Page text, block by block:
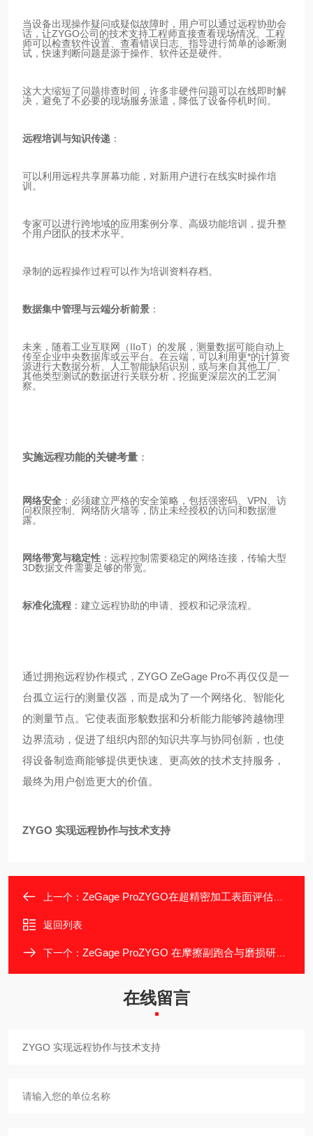
当设备出现操作疑问或疑似故障时，用户可以通过远程协助会
话，让ZYGO公司的技术支持工程师直接查看现场情况。工程
师可以检查软件设置、查看错误日志、指导进行简单的诊断测
试，快速判断问题是源于操作、软件还是硬件。
这大大缩短了问题排查时间，许多非硬件问题可以在线即时解
决，避免了不必要的现场服务派遣，降低了设备停机时间。
远程培训与知识传递 ：
可以利用远程共享屏幕功能，对新用户进行在线实时操作培
训。
专家可以进行跨地域的应用案例分享、高级功能培训，提升整
个用户团队的技术水平。
录制的远程操作过程可以作为培训资料存档。
数据集中管理与云端分析前景 ：
未来，随着工业互联网（IIoT）的发展，测量数据可能自动上
传至企业中央数据库或云平台。在云端，可以利用更*的计算资
源进行大数据分析、人工智能缺陷识别，或与来自其他工厂、
其他类型测试的数据进行关联分析，挖掘更深层次的工艺洞
察。
实施远程功能的关键考量 ：
网络安全 ：必须建立严格的安全策略，包括强密码、VPN、访
问权限控制、网络防火墙等，防止未经授权的访问和数据泄
露。
网络带宽与稳定性 ：远程控制需要稳定的网络连接，传输大型
3D数据文件需要足够的带宽。
标准化流程 ：建立远程协助的申请、授权和记录流程。
通过拥抱远程协作模式，ZYGO ZeGage Pro不再仅仅是一
台孤立运行的测量仪器，而是成为了一个网络化、智能化
的测量节点。它使表面形貌数据和分析能力能够跨越物理
边界流动，促进了组织内部的知识共享与协同创新，也使
得设备制造商能够提供更快速、更高效的技术支持服务，
最终为用户创造更大的价值。
ZYGO 实现远程协作与技术支持
上一个： ZeGage ProZYGO在超精密加工表面评估中的价值
返回列表
下一个： ZeGage ProZYGO 在摩擦副跑合与磨损研究中的应用
在线留言